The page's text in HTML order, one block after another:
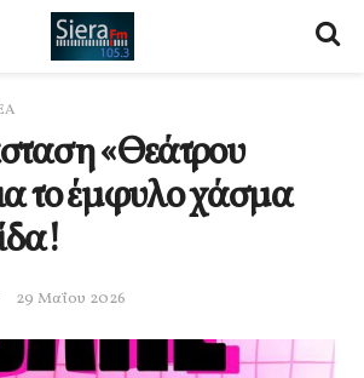
«Θεάτρου
το έμφυλο χάσμα
29 Μαΐου 2026